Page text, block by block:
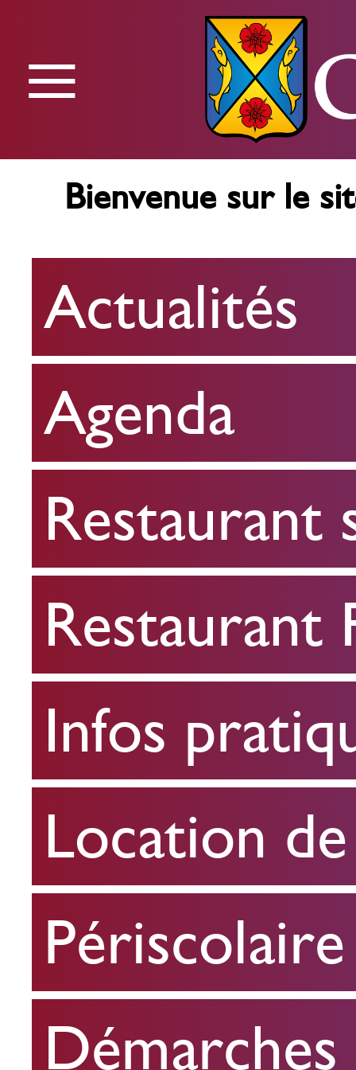
Menu
Actualités
Agenda
Restaurant
scolaire
Restaurant
FPA
Infos
pratiques
Location
de
salle
Périscolaire
≡
Bienvenue sur le
Actualités
Agenda
Restaurant
Restaurant
Infos
Location
Périscolaire